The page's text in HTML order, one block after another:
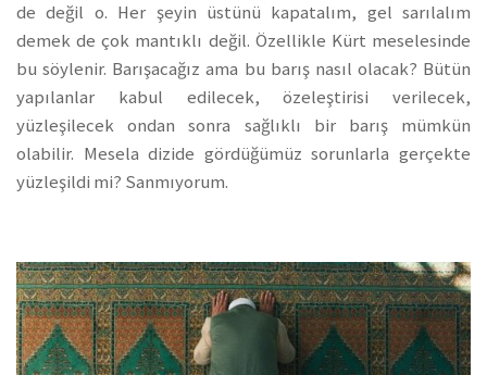
de değil o. Her şeyin üstünü kapatalım, gel sarılalım
demek de çok mantıklı değil. Özellikle Kürt meselesinde
bu söylenir. Barışacağız ama bu barış nasıl olacak? Bütün
yapılanlar kabul edilecek, özeleştirisi verilecek,
yüzleşilecek ondan sonra sağlıklı bir barış mümkün
olabilir. Mesela dizide gördüğümüz sorunlarla gerçekte
yüzleşildi mi? Sanmıyorum.